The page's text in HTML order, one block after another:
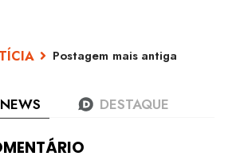
Postagem mais antiga